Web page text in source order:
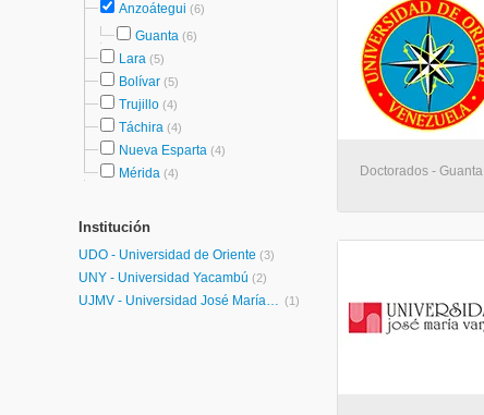
Anzoátegui (6)
Guanta (6)
Lara (5)
Bolívar (5)
Trujillo (4)
Táchira (4)
Nueva Esparta (4)
Mérida (4)
Institución
UDO - Universidad de Oriente (3)
UNY - Universidad Yacambú (2)
UJMV - Universidad José María Vargas (1)
Doctorados - Guanta